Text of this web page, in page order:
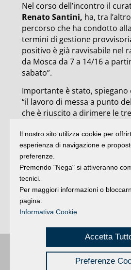
Nel corso dell’incontro il
Renato Santini, ha, tra
percorso che ha condotto
termini di gestione
positivo è già ravvisabile nel
da Mosca da 7 a 14/16 a
sabato”.
Importante è stato, spiegano
“il lavoro di messa a punto
che è riuscito a dirimere le
imposta di pubblicità per gli
(risolta grazie ai solleciti
Comune), massima
listini (presenza di spazi per
di costo) e predisposizione di
lettera di impegno
presentare agli organi della
fallimentare)”.
Buongiorno:Riminié una testata registrata
registrazione n. 2 /28/02/2012| ©
Il nostro sito utilizza cookie per
esperienza di navigazione e
preferenze.
Premendo "Nega" si attiveranno
tecnici.
Per maggiori informazioni o
pagina.
Informativa Cookie
Accetta
Preferenze